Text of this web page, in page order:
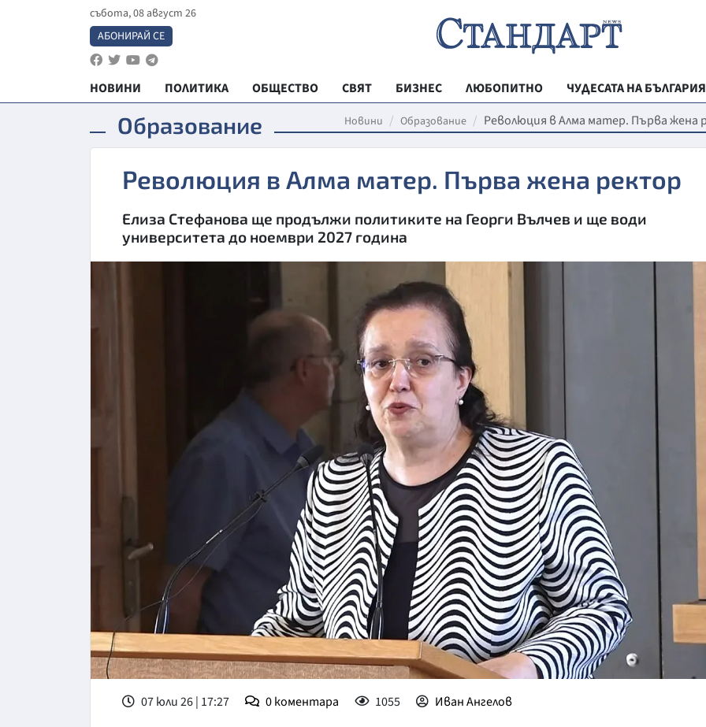
събота, 08 август 26
АБОНИРАЙ СЕ
НОВИНИ ПОЛИТИКА ОБЩЕСТВО СВЯТ БИЗНЕС ЛЮБОПИТНО
ЧУДЕСАТА НА БЪЛГАРИЯ
РЕГИОНАЛНИ
ВЕСТНИК
МЛАДЕЖКА
МОЯТ ГРАД
ВРЕМЕТО
Образование Новини Образование Революция в Алма матер. Първа жена
Революция в Алма матер. Първа жена ректор
Елиза Стефанова ще продължи политиките на Георги Вълчев и ще води
университета до ноември 2027 година
07 юли 26 | 17:27 0коментара 1055 Иван Ангелов